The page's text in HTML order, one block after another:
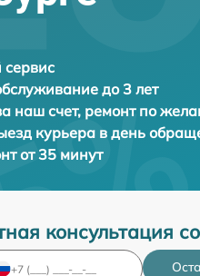
до 3 лет
наш счет, ремонт по
курьера в день
от 35 минут
консультация